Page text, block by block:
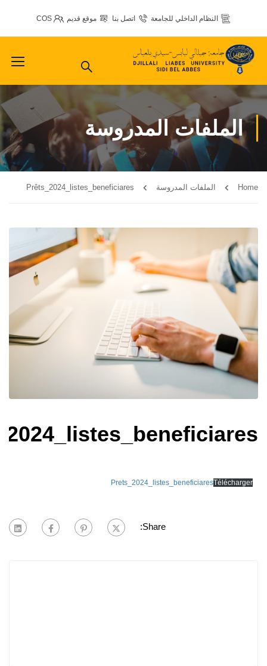
النظام الداخلي للجامعة اتصل بنا موقع قديم COS
الملفات المدروسة
Home الملفات المدروسة Prêts_2024_listes_beneficiares
Prets_2024_listes_beneficiaresTélécharger
Share: